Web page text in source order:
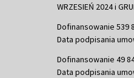
WRZESIEŃ 2024 i
Dofinansowanie 539
Data podpisania
Dofinansowanie 49
Data podpisania